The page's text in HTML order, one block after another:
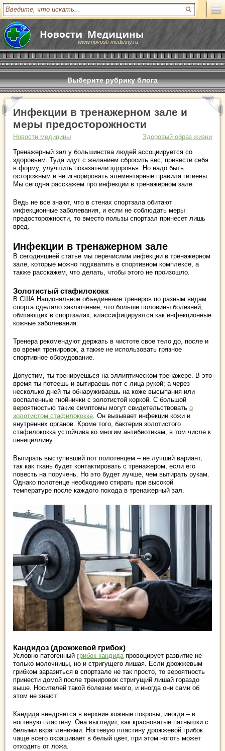
www.novosti-mediciny.ru
Выберите рубрику блога
Инфекции в тренажерном зале и
меры предосторожности
Новости медицины
Здоровый образ жизни
Тренажерный зал у большинства людей ассоциируется со
здоровьем. Туда идут с желанием сбросить вес, привести себя
в форму, улучшить показатели здоровья. Но надо быть
осторожным и не игнорировать элементарные правила гигиены.
Мы сегодня расскажем про инфекции в тренажерном зале.
Ведь не все знают, что в стенах спортзала обитают
инфекционные заболевания, и если не соблюдать меры
предосторожности, то вместо пользы спортзал принесет лишь
вред.
Инфекции в тренажерном зале
В сегодняшней статье мы перечислим инфекции в тренажерном
зале, которые можно подхватить в спортивном комплексе, а
также расскажем, что делать, чтобы этого не произошло.
Золотистый стафилококк
В США Национальное объединение тренеров по разным видам
спорта сделало заключение, что больше половины болезней,
обитающих в спортзалах, классифицируются как инфекционные
кожные заболевания.
Тренера рекомендуют держать в чистоте свое тело до, после и
во время тренировок, а также не использовать грязное
спортивное оборудование.
Допустим, ты тренируешься на эллиптическом тренажере. В это
время ты потеешь и вытираешь пот с лица рукой; а через
несколько дней ты обнаруживаешь на коже высыпания или
воспаленные гнойнички с золотистой коркой. С большой
вероятностью такие симптомы могут свидетельствовать о
золотистом стафилококке. Он вызывает инфекции кожи и
внутренних органов. Кроме того, бактерия золотистого
стафилококка устойчива ко многим антибиотикам, в том числе к
пенициллину.
Вытирать выступивший пот полотенцем – не лучший вариант,
так как ткань будет контактировать с тренажером, если его
повесть на поручень. Но это будет лучше, чем вытирать рукам.
Однако полотенце необходимо стирать при высокой
температуре после каждого похода в тренажерный зал.
Кандидоз (дрожжевой грибок)
Условно-патогенный грибок кандидапровоцирует развитие не
только молочницы, но и стригущего лишая. Если дрожжевым
грибком заразиться в спортзале не так просто, то вероятность
принести домой после тренировок стригущий лишай гораздо
выше. Носителей такой болезни много, и иногда они сами об
этом не знают.
Кандида внедряется в верхние кожные покровы, иногда – в
ногтевую пластину. Она выглядит, как красноватые пятнышки с
белыми вкраплениями. Ногтевую пластину дрожжевой грибок
чаще всего окрашивает в белый цвет, при этом ноготь может
отходить от ложа.